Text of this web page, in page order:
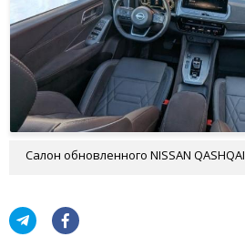
Салон обновленного NISSAN QASHQAI